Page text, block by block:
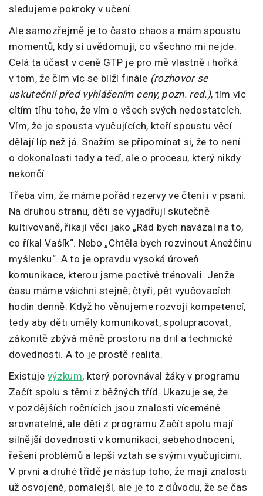
sledujeme pokroky v učení.
Ale samozřejmě je to často chaos a mám spoustu
momentů, kdy si uvědomuji, co všechno mi nejde.
Celá ta účast v ceně GTP je pro mě vlastně i hořká
v tom, že čím víc se blíží finále (rozhovor se
uskutečnil před vyhlášením ceny, pozn. red.), tím víc
cítím tíhu toho, že vím o všech svých nedostatcích.
Vím, že je spousta vyučujících, kteří spoustu věcí
dělají líp než já. Snažím se připomínat si, že to není
o dokonalosti tady a teď, ale o procesu, který nikdy
nekončí.
Třeba vím, že máme pořád rezervy ve čtení i v psaní.
Na druhou stranu, děti se vyjadřují skutečně
kultivovaně, říkají věci jako „Rád bych navázal na to,
co říkal Vašík“. Nebo „Chtěla bych rozvinout Anežčinu
myšlenku“. A to je opravdu vysoká úroveň
komunikace, kterou jsme poctivě trénovali. Jenže
času máme všichni stejně, čtyři, pět vyučovacích
hodin denně. Když ho věnujeme rozvoji kompetencí,
tedy aby děti uměly komunikovat, spolupracovat,
zákonitě zbývá méně prostoru na dril a technické
dovednosti. A to je prostě realita.
Existujevýzkum, který porovnával žáky v programu
Začít spolu s těmi z běžných tříd. Ukazuje se, že
v pozdějších ročnících jsou znalosti víceméně
srovnatelné, ale děti z programu Začít spolu mají
silnější dovednosti v komunikaci, sebehodnocení,
řešení problémů a lepší vztah se svými vyučujícími.
V první a druhé třídě je nástup toho, že mají znalosti
už osvojené, pomalejší, ale je to z důvodu, že se čas